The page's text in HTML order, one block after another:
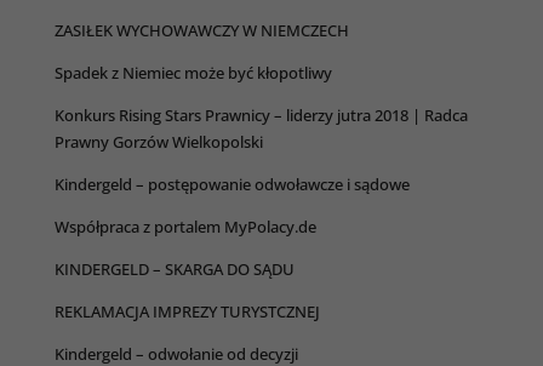
ZASIŁEK WYCHOWAWCZY W NIEMCZECH
Spadek z Niemiec może być kłopotliwy
Konkurs Rising Stars Prawnicy – liderzy jutra 2018 | Radca
Prawny Gorzów Wielkopolski
Kindergeld – postępowanie odwoławcze i sądowe
Współpraca z portalem MyPolacy.de
KINDERGELD – SKARGA DO SĄDU
REKLAMACJA IMPREZY TURYSTCZNEJ
Kindergeld – odwołanie od decyzji